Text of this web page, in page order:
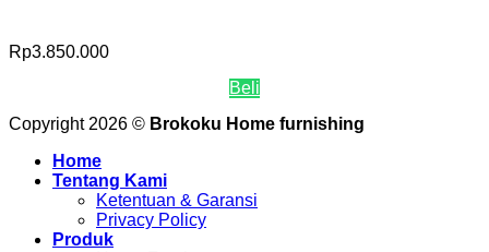
Rp3.850.000
Beli
Copyright 2026 © Brokoku Home furnishing
Home
Tentang Kami
Ketentuan & Garansi
Privacy Policy
Produk